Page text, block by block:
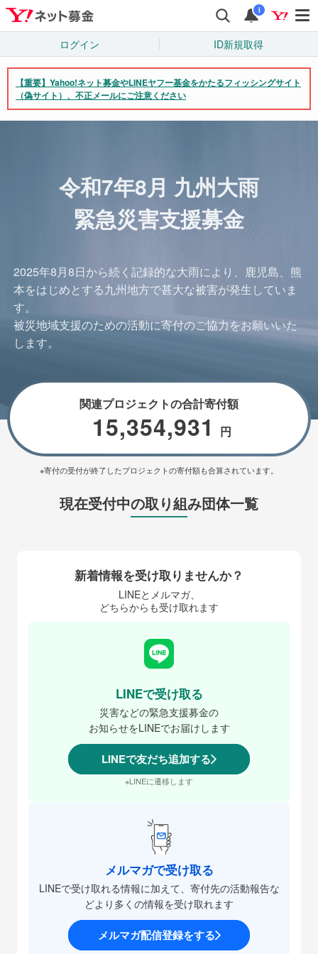
i
ログイン ID新規取得
【重要】Yahoo!ネット募金やLINEヤフー基金をかたるフィッシングサイト
（偽サイト）、不正メールにご注意ください
令和7年8月 九州大雨
緊急災害支援募金
2025年8月8日から続く記録的な大雨により、鹿児島、熊
本をはじめとする九州地方で甚大な被害が発生していま
す。
被災地域支援のための活動に寄付のご協力をお願いいた
します。
関連プロジェクトの合計寄付額
15,354,931 円
※寄付の受付が終了したプロジェクトの寄付額も合算されています。
現在受付中の取り組み団体一覧
新着情報を受け取りませんか？
LINEとメルマガ、
どちらからも受け取れます
LINEで受け取る
災害などの緊急支援募金の
お知らせをLINEでお届けします
LINEで友だち追加する
※LINEに遷移します
メルマガで受け取る
LINEで受け取れる情報に加えて、寄付先の活動報告な
どより多くの情報を受け取れます
メルマガ配信登録をする